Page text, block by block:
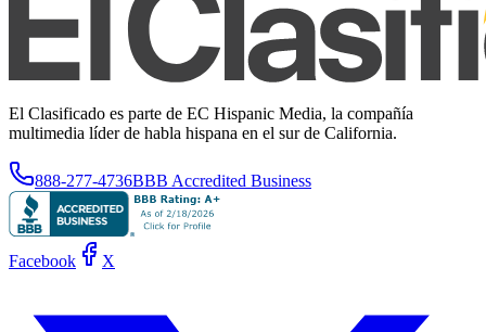
El Clasificado es parte de EC Hispanic Media, la compañía
multimedia líder de habla hispana en el sur de California.
888-277-4736BBB Accredited Business
Facebook X